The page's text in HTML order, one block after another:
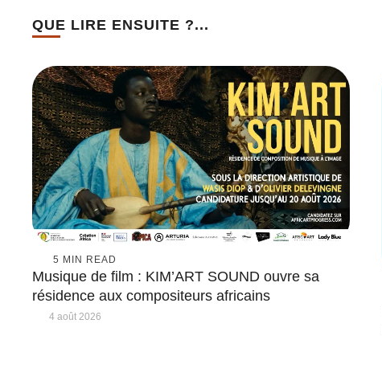
QUE LIRE ENSUITE ?...
5 MIN READ
Musique de film : KIM’ART SOUND ouvre sa
résidence aux compositeurs africains
4 août 2026